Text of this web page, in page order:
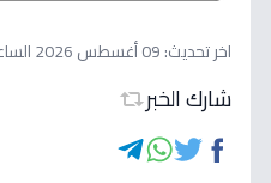
اخر تحديث:09 أغسطس 2026 الساعة 08:49 مساءاً
شارك الخبر